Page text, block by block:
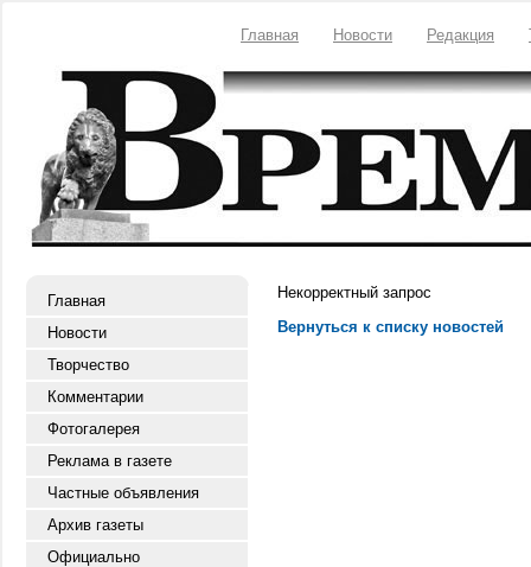
Главная Новости Редакция
Главная
Новости
Творчество
Комментарии
Фотогалерея
Реклама в газете
Частные объявления
Архив газеты
Официально
Некорректный запрос
Вернуться к списку новостей